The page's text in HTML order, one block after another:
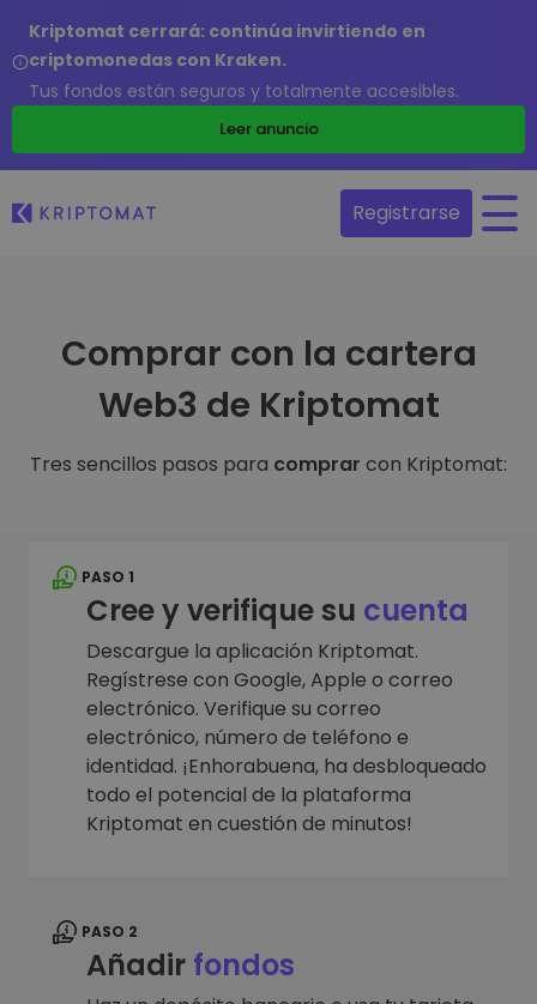
Kriptomat cerrará: continúa invirtiendo en
criptomonedas con Kraken.
Tus fondos están seguros y totalmente accesibles.
Leer anuncio
Registrarse
Comprar con la cartera
Web3 de Kriptomat
Tres sencillos pasos para comprar con Kriptomat:
PASO 1
Cree y verifique su cuenta
Descargue la aplicación Kriptomat.
Regístrese con Google, Apple o correo
electrónico. Verifique su correo
electrónico, número de teléfono e
identidad. ¡Enhorabuena, ha desbloqueado
todo el potencial de la plataforma
Kriptomat en cuestión de minutos!
PASO 2
Añadir fondos